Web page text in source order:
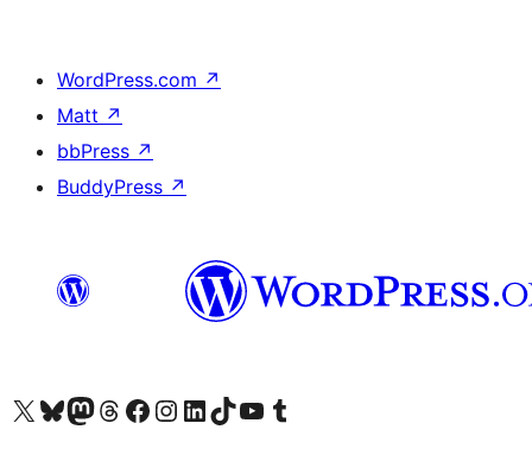
WordPress.com ↗
Matt ↗
bbPress ↗
BuddyPress ↗
X(이전 트위터) 계정 방문하기블루스카이 계정 방문하기마스토돈 계정 방문하기스레드 계정 방문하기 페이스북 페이지 방문하기인스타그램 계정 방문하기 LinkedIn 계정 방문하기틱톡 계정 방문하기유튜브 채널 방문하기 텀블러 계정 방문하기